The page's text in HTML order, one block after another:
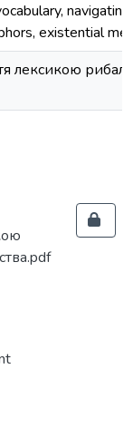
existential
лексикою